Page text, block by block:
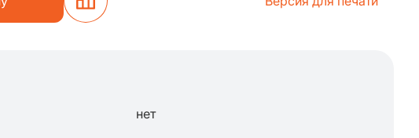
нет